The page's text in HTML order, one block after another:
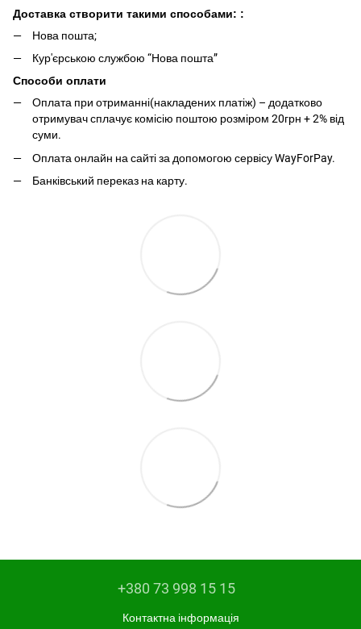
Доставка створити такими способами: :
Нова пошта;
Кур'єрською службою “Нова пошта”
Способи оплати
Оплата при отриманні(накладених платіж) – додатково
отримувач сплачує комісію поштою розміром 20грн + 2% від
суми.
Оплата онлайн на сайті за допомогою сервісу WayForPay.
Банківський переказ на карту.
+380 73 998 15 15
Контактна інформація